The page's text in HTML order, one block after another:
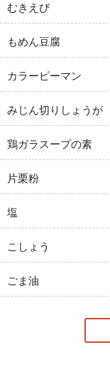
むきえび
もめん豆腐
カラーピーマン
みじん切りしょうが
鶏ガラスープの素
片栗粉
塩
こしょう
ごま油